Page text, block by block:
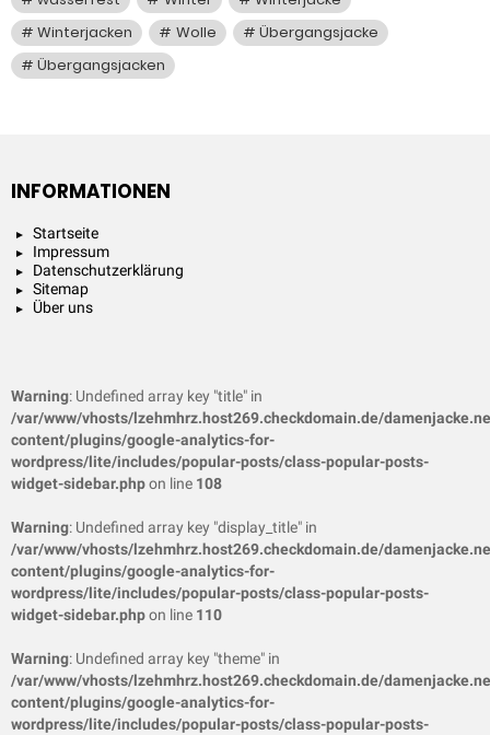
Winterjacken
Wolle
Übergangsjacke
Übergangsjacken
INFORMATIONEN
Startseite
Impressum
Datenschutzerklärung
Sitemap
Über uns
Warning: Undefined array key "title" in
/var/www/vhosts/lzehmhrz.host269.checkdomain.de/
content/plugins/google-analytics-for-
wordpress/lite/includes/popular-posts/class-popular-posts-
widget-sidebar.phpon line 108
Warning: Undefined array key "display_title" in
/var/www/vhosts/lzehmhrz.host269.checkdomain.de/
content/plugins/google-analytics-for-
wordpress/lite/includes/popular-posts/class-popular-posts-
widget-sidebar.phpon line 110
Warning: Undefined array key "theme" in
/var/www/vhosts/lzehmhrz.host269.checkdomain.de/
content/plugins/google-analytics-for-
wordpress/lite/includes/popular-posts/class-popular-posts-